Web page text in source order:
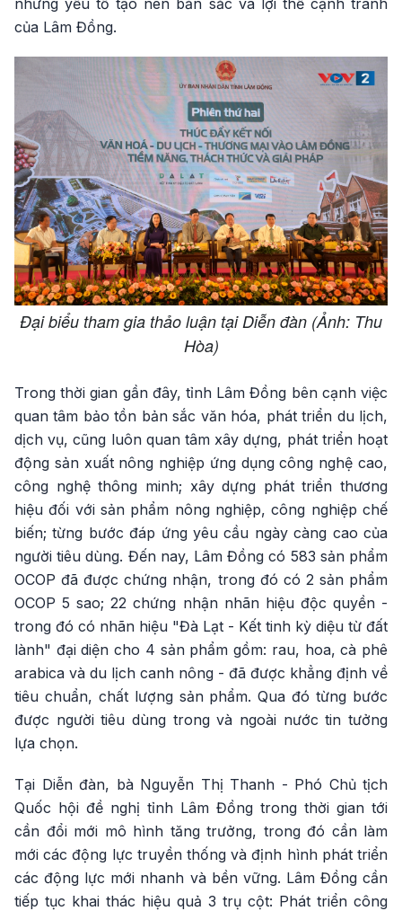
của Lâm Đồng.
Đại biểu tham gia thảo luận tại Diễn đàn (Ảnh: Thu
Hòa)
Trong thời gian gần đây, tỉnh Lâm Đồng bên cạnh việc
quan tâm bảo tồn bản sắc văn hóa, phát triển du lịch,
dịch vụ, cũng luôn quan tâm xây dựng, phát triển hoạt
động sản xuất nông nghiệp ứng dụng công nghệ cao,
công nghệ thông minh; xây dựng phát triển thương
hiệu đối với sản phẩm nông nghiệp, công nghiệp chế
biến; từng bước đáp ứng yêu cầu ngày càng cao của
người tiêu dùng. Đến nay, Lâm Đồng có 583 sản phẩm
OCOP đã được chứng nhận, trong đó có 2 sản phẩm
OCOP 5 sao; 22 chứng nhận nhãn hiệu độc quyền -
trong đó có nhãn hiệu "Đà Lạt - Kết tinh kỳ diệu từ đất
lành" đại diện cho 4 sản phẩm gồm: rau, hoa, cà phê
arabica và du lịch canh nông - đã được khẳng định về
tiêu chuẩn, chất lượng sản phẩm. Qua đó từng bước
được người tiêu dùng trong và ngoài nước tin tưởng
lựa chọn.
Tại Diễn đàn, bà Nguyễn Thị Thanh - Phó Chủ tịch
Quốc hội đề nghị tỉnh Lâm Đồng trong thời gian tới
cần đổi mới mô hình tăng trưởng, trong đó cần làm
mới các động lực truyền thống và định hình phát triển
các động lực mới nhanh và bền vững. Lâm Đồng cần
tiếp tục khai thác hiệu quả 3 trụ cột: Phát triển công